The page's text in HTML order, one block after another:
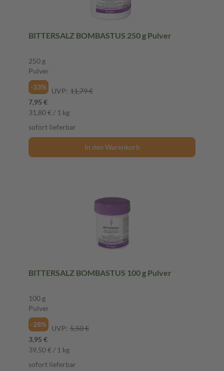
BITTERSALZ BOMBASTUS 250 g Pulver
250 g
Pulver
-33%
UVP: 11,79 €
7,95 €
31,80 € / 1 kg
sofort lieferbar
In den Warenkorb
BITTERSALZ BOMBASTUS 100 g Pulver
100 g
Pulver
-28%
UVP: 5,50 €
3,95 €
39,50 € / 1 kg
sofort lieferbar